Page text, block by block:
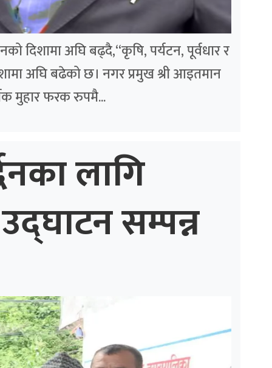
दिशामा अघि बढ्दै,“कृषि, पर्यटन, पूर्वधार र
अघि बढेको छ। नगर प्रमुख श्री आइतमान
मुहार फरक रुपमै...
लागि
सम्पन्न